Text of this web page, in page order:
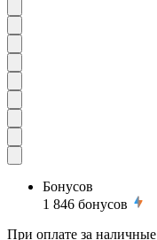
Бонусов
1 846 бонусов
При оплате за наличные